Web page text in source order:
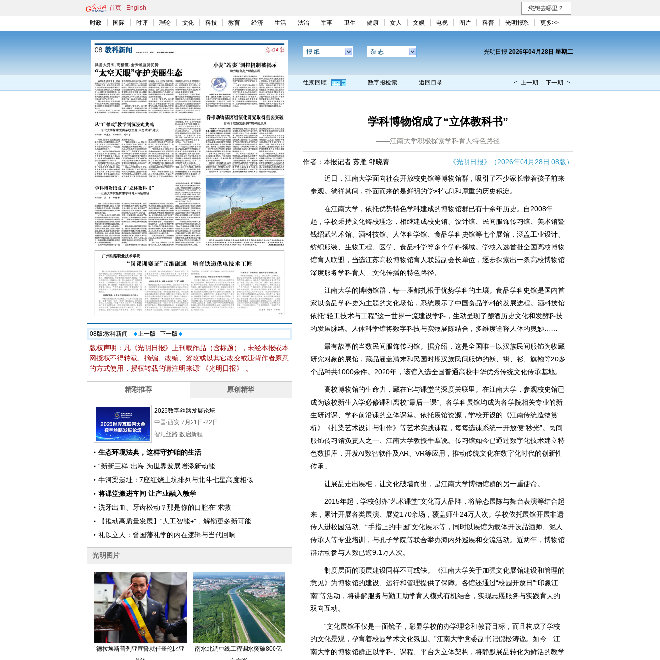
首页 English 您想去哪里？
时政 国际 时评 理论 文化 科技 教育 经济 生活 法治 军事 卫生 健康 女人 文娱 电视 图片 科普 光明报系 更多>>
08版:教科新闻 上一版 下一版
版权声明：凡《光明日报》上刊载作品（含标题），未经本报或本
网授权不得转载、摘编、改编、篡改或以其它改变或违背作者原意
的方式使用，授权转载的请注明来源“《光明日报》”。
报 纸 杂 志 光明日报 2026年04月28日 星期二
往期回顾 数字报检索 返回目录 < 上一期 下一期 >
学科博物馆成了“立体教科书”
——江南大学积极探索学科育人特色路径
作者：本报记者 苏雁 邹晓菁 《光明日报》（2026年04月28日 08版）
近日，江南大学面向社会开放校史馆等博物馆群，吸引了不少家长带着孩子前来
参观。徜徉其间，扑面而来的是鲜明的学科气息和厚重的历史积淀。
在江南大学，依托优势特色学科建成的博物馆群已有十余年历史。自2008年
起，学校秉持文化铸校理念，相继建成校史馆、设计馆、民间服饰传习馆、美术馆暨
钱绍武艺术馆、酒科技馆、人体科学馆、食品学科史馆等七个展馆，涵盖工业设计、
纺织服装、生物工程、医学、食品科学等多个学科领域。学校入选首批全国高校博物
馆育人联盟，当选江苏高校博物馆育人联盟副会长单位，逐步探索出一条高校博物馆
深度服务学科育人、文化传播的特色路径。
江南大学的博物馆群，每一座都扎根于优势学科的土壤。食品学科史馆是国内首
家以食品学科史为主题的文化场馆，系统展示了中国食品学科的发展进程。酒科技馆
依托“轻工技术与工程”这一世界一流建设学科，生动呈现了酿酒历史文化和发酵科技
的发展脉络。人体科学馆将数字科技与实物展陈结合，多维度诠释人体的奥妙……
最有故事的当数民间服饰传习馆。据介绍，这是全国唯一以汉族民间服饰为收藏
研究对象的展馆，藏品涵盖清末和民国时期汉族民间服饰的袄、褂、衫、旗袍等20多
个品种共1000余件。2020年，该馆入选全国普通高校中华优秀传统文化传承基地。
高校博物馆的生命力，藏在它与课堂的深度关联里。在江南大学，参观校史馆已
成为该校新生入学必修课和离校“最后一课”。各学科展馆均成为各学院相关专业的新
生研讨课、学科前沿课的立体课堂。依托展馆资源，学校开设的《江南传统造物赏
析》《扎染艺术设计与制作》等艺术实践课程，每每选课系统一开放便“秒光”。民间
服饰传习馆负责人之一、江南大学教授牛犁说。传习馆如今已通过数字化技术建立特
色数据库，开发AI数智软件及AR、VR等应用，推动传统文化在数字化时代的创新性
传承。
让展品走出展柜，让文化破墙而出，是江南大学博物馆群的另一重使命。
2015年起，学校创办“艺术课堂”文化育人品牌，将静态展陈与舞台表演等结合起
来，累计开展各类展演、展览170余场，覆盖师生24万人次。学校依托展馆开展非遗
传人进校园活动、“手指上的中国”文化展示等，同时以展馆为载体开设品酒师、泥人
传承人等专业培训，与孔子学院等联合举办海内外巡展和交流活动。近两年，博物馆
群活动参与人数已逾9.1万人次。
制度层面的顶层建设同样不可或缺。《江南大学关于加强文化展馆建设和管理的
意见》为博物馆的建设、运行和管理提供了保障。各馆还通过“校园开放日”“印象江
南”等活动，将讲解服务与勤工助学育人模式有机结合，实现志愿服务与实践育人的
双向互动。
“文化展馆不仅是一面镜子，彰显学校的办学理念和教育目标，而且构成了学校
的文化景观，孕育着校园学术文化氛围。”江南大学党委副书记倪松涛说。如今，江
南大学的博物馆群正以学科、课程、平台为立体架构，将静默展品转化为鲜活的教学